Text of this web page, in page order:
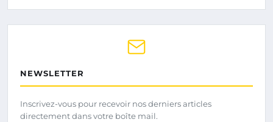
NEWSLETTER
Inscrivez-vous pour recevoir nos derniers articles
directement dans votre boîte mail.